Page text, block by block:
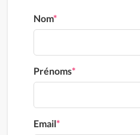
Nom*
Prénoms*
Email*